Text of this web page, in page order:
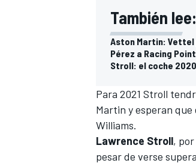
WRC
También lee:
Aston Martin:
Pérez a Racing
Stroll: el coche
Para 2021 Stroll
Martin y esperan que
Williams.
Lawrence Stroll,
pesar de verse